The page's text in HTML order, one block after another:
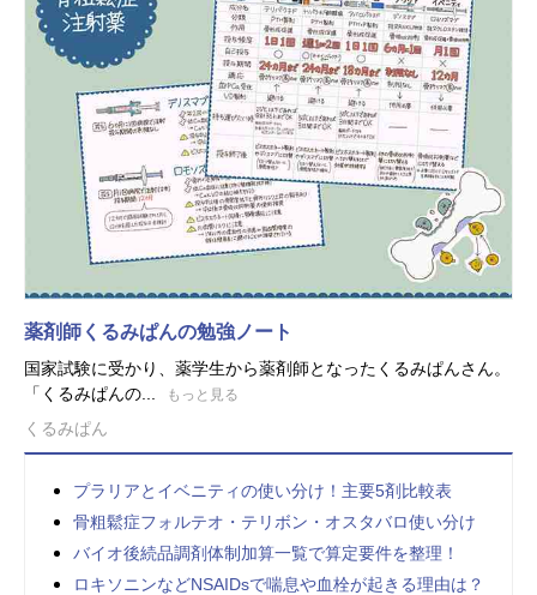
薬剤師くるみぱんの勉強ノート
国家試験に受かり、薬学生から薬剤師となったくるみぱんさん。
「くるみぱんの...
もっと見る
くるみぱん
プラリアとイベニティの使い分け！主要5剤比較表
骨粗鬆症フォルテオ・テリボン・オスタバロ使い分け
バイオ後続品調剤体制加算一覧で算定要件を整理！
ロキソニンなどNSAIDsで喘息や血栓が起きる理由は？